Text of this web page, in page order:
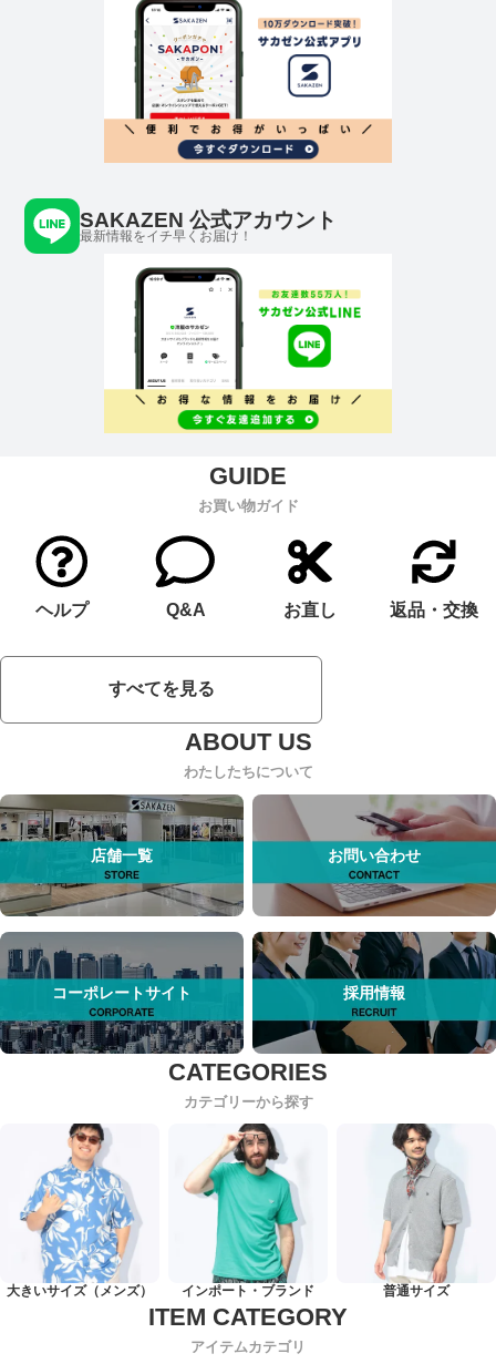
SAKAZEN 公式アカウント
最新情報をイチ早くお届け！
お買い物ガイド
ヘルプ Q&A お直し 返品・交換
すべてを見る
わたしたちについて
店舗一覧 お問い合わせ
コーポレートサイト 採用情報
カテゴリーから探す
大きいサイズ（メンズ） インポート・ブランド 普通サイズ
アイテムカテゴリ